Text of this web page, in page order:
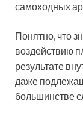
самоходных
Понятно, что
воздействию
результате
даже
большинстве